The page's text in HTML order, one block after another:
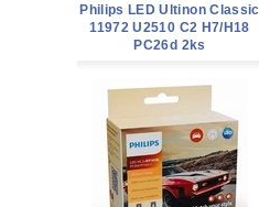
Philips LED Ultinon Classic
11972 U2510 C2 H7/H18
PC26d 2ks